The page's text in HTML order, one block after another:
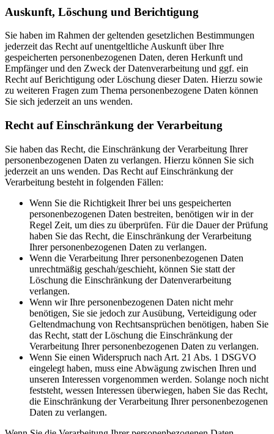
Auskunft, Löschung und Berichtigung
Sie haben im Rahmen der geltenden gesetzlichen Bestimmungen
jederzeit das Recht auf unentgeltliche Auskunft über Ihre
gespeicherten personenbezogenen Daten, deren Herkunft und
Empfänger und den Zweck der Datenverarbeitung und ggf. ein
Recht auf Berichtigung oder Löschung dieser Daten. Hierzu sowie
zu weiteren Fragen zum Thema personenbezogene Daten können
Sie sich jederzeit an uns wenden.
Recht auf Einschränkung der Verarbeitung
Sie haben das Recht, die Einschränkung der Verarbeitung Ihrer
personenbezogenen Daten zu verlangen. Hierzu können Sie sich
jederzeit an uns wenden. Das Recht auf Einschränkung der
Verarbeitung besteht in folgenden Fällen:
Wenn Sie die Richtigkeit Ihrer bei uns gespeicherten
personenbezogenen Daten bestreiten, benötigen wir in der
Regel Zeit, um dies zu überprüfen. Für die Dauer der Prüfung
haben Sie das Recht, die Einschränkung der Verarbeitung
Ihrer personenbezogenen Daten zu verlangen.
Wenn die Verarbeitung Ihrer personenbezogenen Daten
unrechtmäßig geschah/geschieht, können Sie statt der
Löschung die Einschränkung der Datenverarbeitung
verlangen.
Wenn wir Ihre personenbezogenen Daten nicht mehr
benötigen, Sie sie jedoch zur Ausübung, Verteidigung oder
Geltendmachung von Rechtsansprüchen benötigen, haben Sie
das Recht, statt der Löschung die Einschränkung der
Verarbeitung Ihrer personenbezogenen Daten zu verlangen.
Wenn Sie einen Widerspruch nach Art. 21 Abs. 1 DSGVO
eingelegt haben, muss eine Abwägung zwischen Ihren und
unseren Interessen vorgenommen werden. Solange noch nicht
feststeht, wessen Interessen überwiegen, haben Sie das Recht,
die Einschränkung der Verarbeitung Ihrer personenbezogenen
Daten zu verlangen.